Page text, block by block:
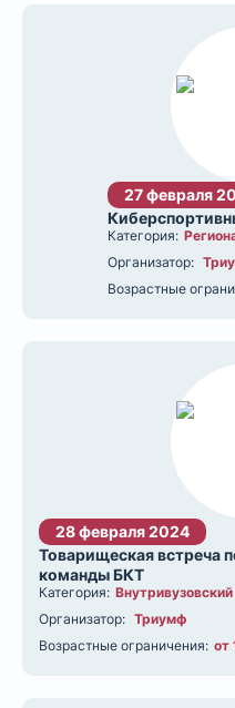
27 февраля
Категория:
Организатор:
Возрастные
28 февраля 2024
Товарищеская встреча
команды БКТ
Категория: Внутривузовский
Организатор: Триумф
Возрастные ограничения: от